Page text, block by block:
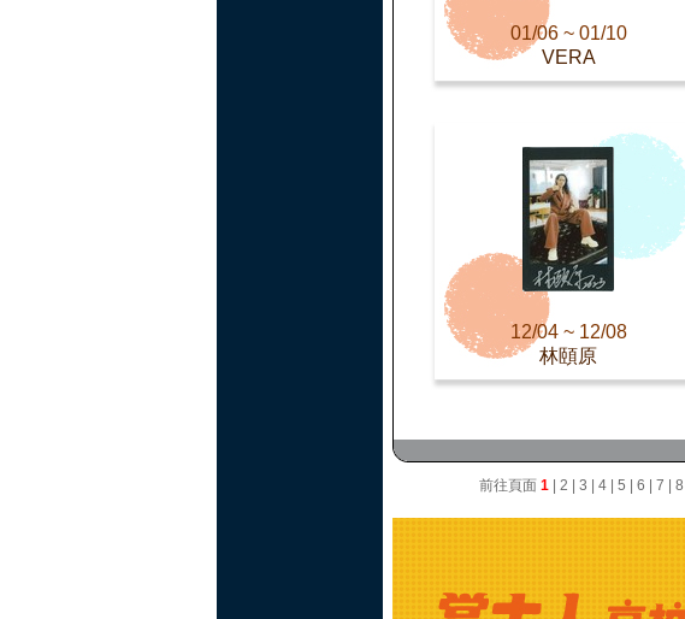
01/06 ~ 01/10
VERA
12/04 ~ 12/08
林頤原
前往頁面 1| 2 3 4| 5 6 7 8